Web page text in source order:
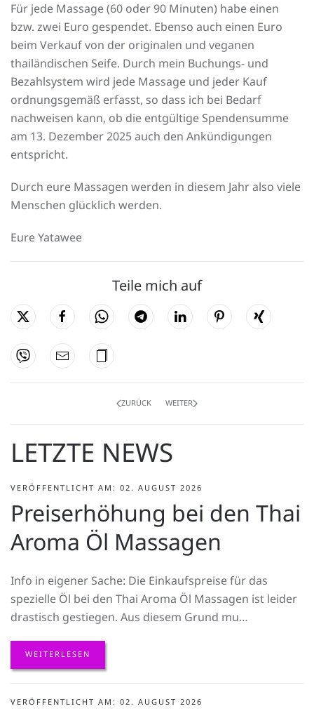
Für jede Massage (60 oder 90 Minuten) habe einen
bzw. zwei Euro gespendet. Ebenso auch einen Euro
beim Verkauf von der originalen und veganen
thailändischen Seife. Durch mein Buchungs- und
Bezahlsystem wird jede Massage und jeder Kauf
ordnungsgemäß erfasst, so dass ich bei Bedarf
nachweisen kann, ob die entgültige Spendensumme
am 13. Dezember 2025 auch den Ankündigungen
entspricht.
Durch eure Massagen werden in diesem Jahr also viele
Menschen glücklich werden.
Eure Yatawee
Teile mich auf
ZURÜCK WEITER
LETZTE NEWS
VERÖFFENTLICHT AM: 02. AUGUST 2026
Preiserhöhung bei den Thai
Aroma Öl Massagen
Info in eigener Sache: Die Einkaufspreise für das
spezielle Öl bei den Thai Aroma Öl Massagen ist leider
drastisch gestiegen. Aus diesem Grund mu…
WEITERLESEN
VERÖFFENTLICHT AM: 02. AUGUST 2026